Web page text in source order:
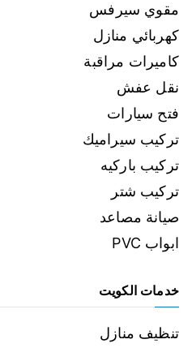
مقوي سيرفس
كهربائي منازل
كاميرات مراقبة
نقل عفش
فتح سيارات
تركيب سيراميك
تركيب باركيه
تركيب شتر
صيانة مصاعد
ابواب PVC
خدمات الكويت
تنظيف منازل